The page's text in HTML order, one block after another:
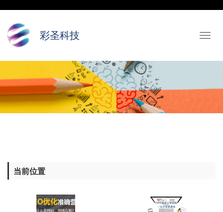
彩圣科技
当前位置